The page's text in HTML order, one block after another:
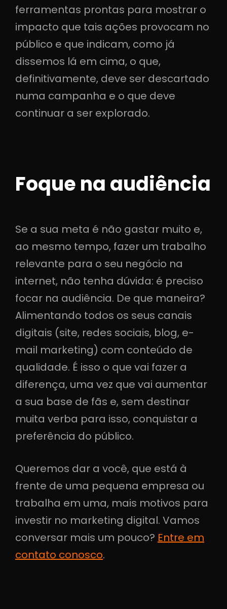
ferramentas prontas para mostrar o
impacto que tais ações provocam no
público e que indicam, como já
dissemos lá em cima, o que,
definitivamente, deve ser descartado
numa campanha e o que deve
continuar a ser explorado.
Foque na audiência
Se a sua meta é não gastar muito e,
ao mesmo tempo, fazer um trabalho
relevante para o seu negócio na
internet, não tenha dúvida: é preciso
focar na audiência. De que maneira?
Alimentando todos os seus canais
digitais (site, redes sociais, blog, e-
mail marketing) com conteúdo de
qualidade. É isso o que vai fazer a
diferença, uma vez que vai aumentar
a sua base de fãs e, sem destinar
muita verba para isso, conquistar a
preferência do público.
Queremos dar a você, que está à
frente de uma pequena empresa ou
trabalha em uma, mais motivos para
investir no marketing digital. Vamos
conversar mais um pouco? Entre em
contato conosco.